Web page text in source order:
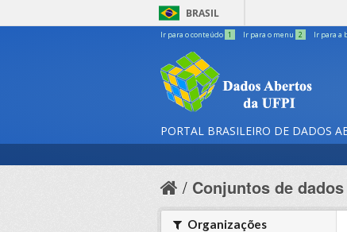
BRASIL
Ir para o conteúdo 1 Ir para o menu 2 Ir para a
PORTAL BRASILEIRO DE DADOS
Conjuntos de dados
Organizações